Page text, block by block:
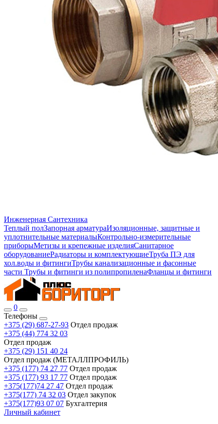
Инженерная Сантехника
Теплый полЗапорная арматураИзоляционные, защитные и
уплотнительные материалыКонтрольно-измерительные
приборыМетизы и крепежные изделияСанитарное
оборудованиеРадиаторы и комплектующиеТруба ПЭ для
хол.воды и фитингиТрубы канализационные и фасонные
части Трубы и фитинги из полипропиленаФланцы и фитинги
0
Телефоны
+375 (29) 687-27-93 Отдел продаж
+375 (44) 774 32 03
Отдел продаж
+375 (29) 151 40 24
Отдел продаж (МЕТАЛЛПРОФИЛЬ)
+375 (177) 74 27 77 Отдел продаж
+375 (177) 93 17 77 Отдел продаж
+375(177)74 27 47 Отдел продаж
+375(177) 74 32 03 Отдел закупок
+375(177)93 07 07 Бухгалтерия
Личный кабинет